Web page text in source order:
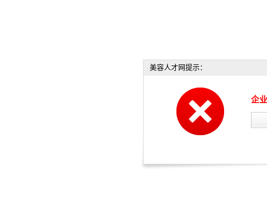
美容人才网提示：
企